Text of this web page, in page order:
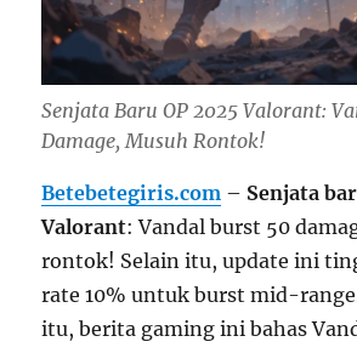
Senjata Baru OP 2025 Valorant:
Damage, Musuh Rontok!
Betebetegiris.com – Senjata
Valorant: Vandal burst 50
rontok! Selain itu, update ini
rate 10% untuk burst mid-
itu, berita gaming ini bahas